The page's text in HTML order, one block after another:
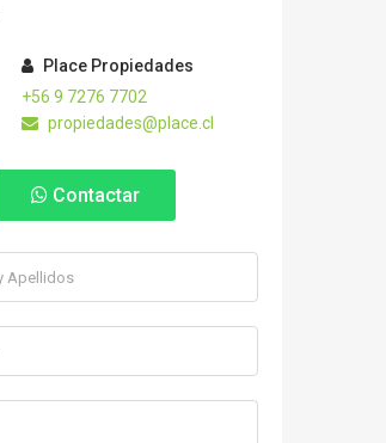
Place Propiedades
+56 9 7276 7702
propiedades@place.cl
Contactar